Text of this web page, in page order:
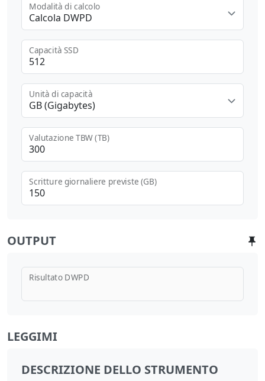
Calcola DWPD
Modalità di calcolo
Capacità SSD
GB (Gigabytes)
Unità di capacità
Valutazione TBW (TB)
Scritture giornaliere previste (GB)
OUTPUT
Risultato DWPD
LEGGIMI
DESCRIZIONE DELLO STRUMENTO